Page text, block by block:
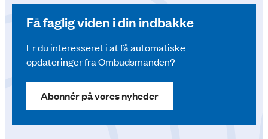
Få faglig viden i din indbakke
Er du interesseret i at få automatiske
opdateringer fra Ombudsmanden?
Abonnér på vores nyheder